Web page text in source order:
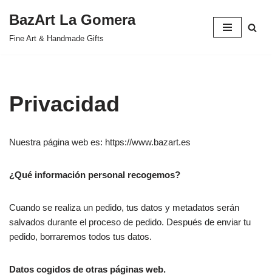
BazArt La Gomera
Fine Art & Handmade Gifts
Privacidad
Nuestra página web es: https://www.bazart.es
¿Qué información personal recogemos?
Cuando se realiza un pedido, tus datos y metadatos serán
salvados durante el proceso de pedido. Después de enviar tu
pedido, borraremos todos tus datos.
Datos cogidos de otras páginas web.